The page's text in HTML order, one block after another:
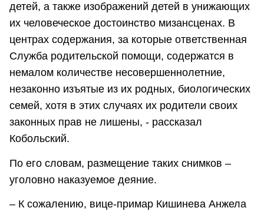
детей, а также изображений детей в унижающих
их человеческое достоинство мизансценах. В
центрах содержания, за которые ответственная
Служба родительской помощи, содержатся в
немалом количестве несовершеннолетние,
незаконно изъятые из их родных, биологических
семей, хотя в этих случаях их родители своих
законных прав не лишены, - рассказал
Кобольский.
По его словам, размещение таких снимков –
уголовно наказуемое деяние.
– К сожалению, вице-примар Кишинева Анжела